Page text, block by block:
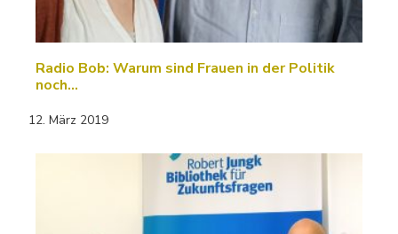
Radio Bob: Warum sind Frauen in der Politik
noch…
12. März 2019